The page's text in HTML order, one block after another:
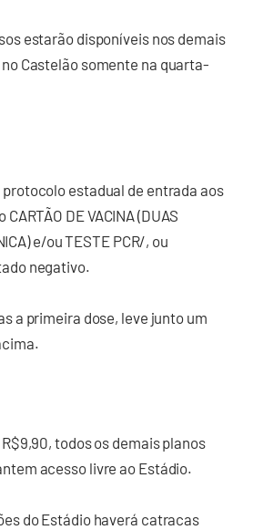
estarão disponíveis nos demais
Castelão somente na quarta-
protocolo estadual de entrada aos
DE VACINA (DUAS
e/ou TESTE PCR/, ou
negativo.
a primeira dose, leve junto um
todos os demais planos
acesso livre ao Estádio.
do Estádio haverá catracas